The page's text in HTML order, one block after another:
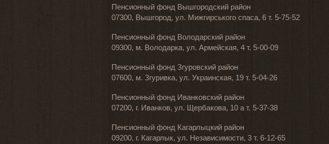
Пенсионный фонд Вышгородский район
07300, Вышгород, ул. Мижгирського спаса, 6 т. 5-75-52
Пенсионный фонд Володарский район
09300, м. Володарка, ул. Армейская, 4 т. 5-00-09
Пенсионный фонд Згуровский район
07600, м. Згуривка, ул. Украинская, 19 т. 5-04-26
Пенсионный фонд Иванковский район
07200, г. Иванков, ул. Щербакова, 10 а т. 5-37-38
Пенсионный фонд Кагарлыцкий район
09200, г. Кагарлык, ул. Независимости, 3 т. 6-12-65